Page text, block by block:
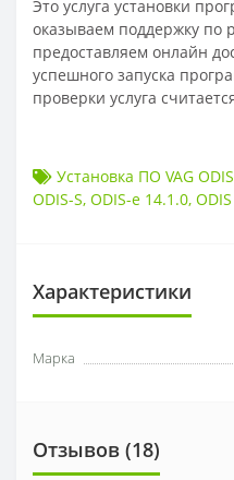
Это услуга установки
оказываем поддержку по
предоставляем онлайн
успешного запуска
проверки услуга
Установка ПО VAG
ODIS-S, ODIS-e 14.1.0,
Характеристики
Марка
Отзывов (18)